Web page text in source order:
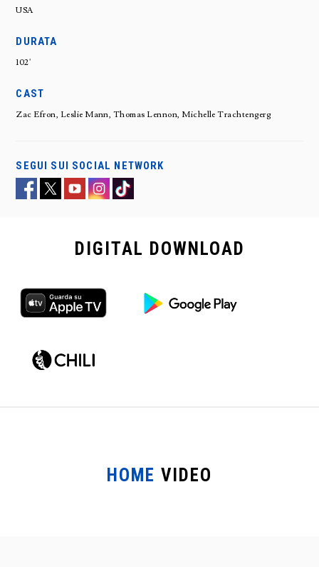
USA
DURATA
102'
CAST
Zac Efron, Leslie Mann, Thomas Lennon, Michelle Trachtengerg
SEGUI SUI SOCIAL NETWORK
DIGITAL DOWNLOAD
HOME VIDEO